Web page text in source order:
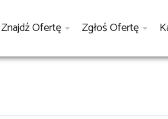
Znajdź Ofertę Zgłoś Ofertę